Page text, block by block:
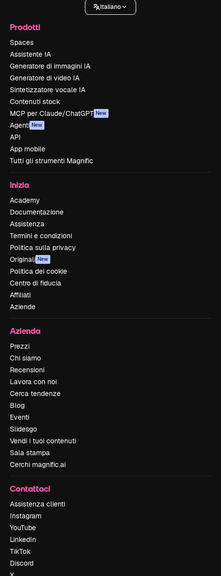
Italiano
Prodotti
Spaces
Assistente IA
Generatore di immagini IA
Generatore di video IA
Sintetizzatore vocale IA
Contenuti stock
MCP per Claude/ChatGPT New
Agenti New
API
App mobile
Tutti gli strumenti Magnific
Inizia
Academy
Documentazione
Assistenza
Termini e condizioni
Politica sulla privacy
Originali New
Politica dei cookie
Centro di fiducia
Affiliati
Aziende
Azienda
Prezzi
Chi siamo
Recensioni
Lavora con noi
Cerca tendenze
Blog
Eventi
Slidesgo
Vendi i tuoi contenuti
Sala stampa
Cerchi magnific.ai
Contattaci
Assistenza clienti
Instagram
YouTube
LinkedIn
TikTok
Discord